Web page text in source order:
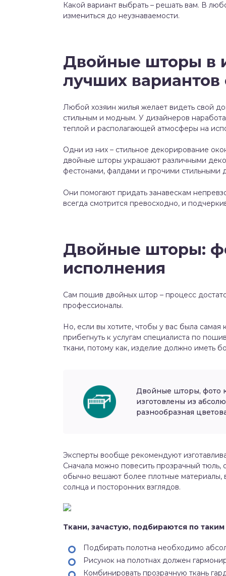
Какой вариант выбрать – решать вам. В
измениться до неузнаваемости.
Двойные шторы в
лучших
Любой хозяин жилья желает видеть свой
стильным и модным. У дизайнеров
теплой и располагающей атмосферы на
Одни из них – стильное декорирование
двойные шторы украшают различными
фестонами, фалдами и прочими стильными
Они помогают придать занавескам
всегда смотрится превосходно, и
Двойные шторы:
исполнения
Сам пошив двойных штор – процесс
профессионалы.
Но, если вы хотите, чтобы у вас была
прибегнуть к услугам специалиста по
ткани, потому как, изделие должно иметь
Двойные шторы, фото
изготовлены из
разнообразная
Эксперты вообще рекомендуют
Сначала можно повесить прозрачный тюль,
обычно вешают более плотные
солнца и посторонних взглядов.
Ткани, зачастую, подбираются по
Подбирать полотна необходимо
Рисунок на полотнах должен
Комбинировать прозрачную ткань